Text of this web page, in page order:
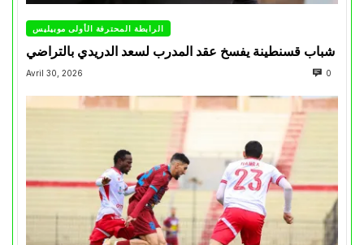
الرابطة المحترفة الأولى موبيليس
شباب قسنطينة يفسخ عقد المدرب لسعد الدريدي بالتراضي
Avril 30, 2026 0